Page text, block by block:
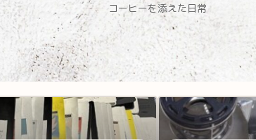
コーヒーを添えた日常